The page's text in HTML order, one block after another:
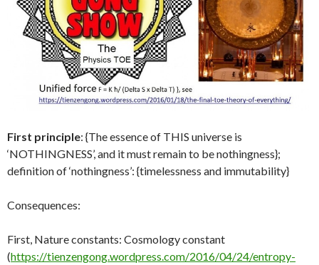
First principle: {The essence of THIS universe is
‘NOTHINGNESS’, and it must remain to be nothingness};
definition of ‘nothingness’: {timelessness and immutability}
Consequences:
First, Nature constants: Cosmology constant
(https://tienzengong.wordpress.com/2016/04/24/entropy-